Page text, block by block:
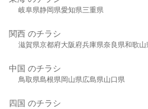
岐阜県静岡県愛知県三重県
関西 のチラシ
滋賀県京都府大阪府兵庫県奈良県和歌山
中国 のチラシ
鳥取県島根県岡山県広島県山口県
四国 のチラシ